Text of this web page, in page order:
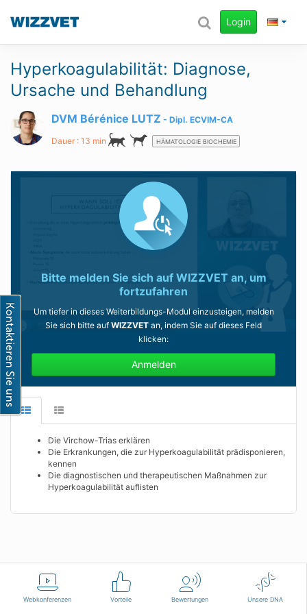
Webkonferenzen Vorteile Bewertungen Unsere DNA
Login
Hyperkoagulabilität: Diagnose,
Ursache und Behandlung
DVM Bérénice LUTZ Dipl. ECVIM-CA
Dauer : 13 min HÄMATOLOGIE BIOCHEMIE
Bitte melden Sie sich auf WIZZVET an, um
fortzufahren
Um tiefer in dieses Weiterbildungs-Modul einzusteigen, melden
Sie sich bitte auf WIZZVET an, indem Sie auf dieses Feld
klicken:
Anmelden
Die Virchow-Trias erklären
Die Erkrankungen, die zur Hyperkoagulabilität prädisponieren,
kennen
Die diagnostischen und therapeutischen Maßnahmen zur
Hyperkoagulabilität auflisten
Deutsch Nutzungsbedingungen Kontaktieren Sie uns